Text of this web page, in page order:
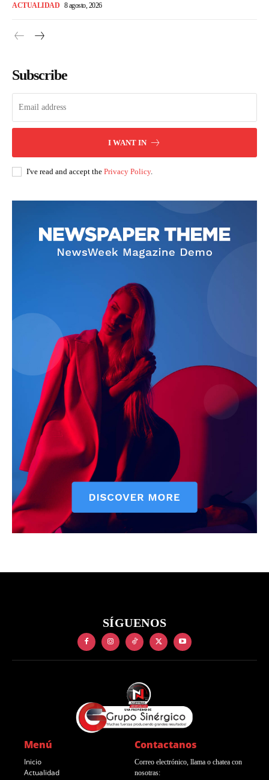
ACTUALIDAD 8 agosto, 2026
Subscribe
I WANT IN
I've read and accept the Privacy Policy.
SÍGUENOS
Menú
Inicio
Actualidad
Contactanos
Correo electrónico, llama o chatea con
nosotras: